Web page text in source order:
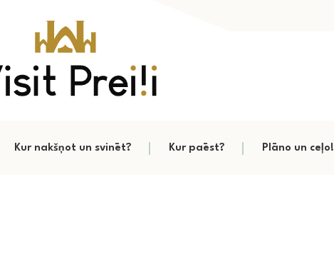
Kur nakšņot un svinēt? Kur paēst? Plāno un ceļo!